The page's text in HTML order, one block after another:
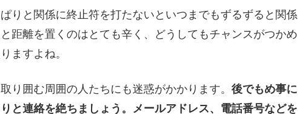
りと関係に終止符を打たないといつまでもずるずると関係
距離を置くのはとても辛く、どうしてもチャンスがつかめ
ますよね。
り囲む周囲の人たちにも迷惑がかかります。 後でもめ事に
と連絡を絶ちましょう。メールアドレス、電話番号などを